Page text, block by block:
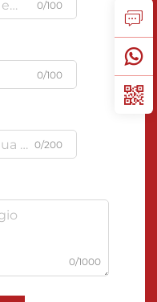
0/100
0/100
0/200
0/1000